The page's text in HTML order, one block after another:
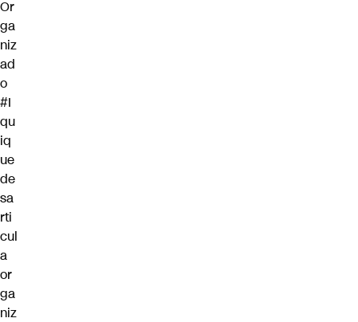
Or
ga
niz
ad
o
#I
qu
iq
ue
de
sa
rti
cul
a
or
ga
niz